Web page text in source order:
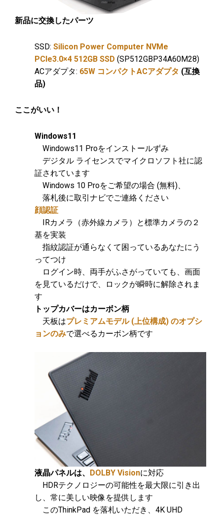
新品に交換したパーツ
SSD: Silicon Power Computer NVMe
PCIe3.0×4 512GB SSD (SP512GBP34A60M28)
ACアダプタ: 65W コンパクトACアダプタ (互換
品)
ここがいい！
Windows11
Windows11 Proをインストールずみ
デジタル ライセンスでマイクロソフト社に認
証されています
Windows 10 Proをご希望の場合 (無料)、
落札後に取引ナビでご連絡ください
顔認証
IRカメラ（赤外線カメラ）と標準カメラの２
基を実装
指紋認証が通らなくて困っているあなたにう
ってつけ
ログイン時、両手がふさがっていても、画面
を見ているだけで、ロックが瞬時に解除されま
す
トップカバーはカーボン柄
天板はプレミアムモデル (上位構成) のオプシ
ョンのみで選べるカーボン柄です
液晶パネルは、 DOLBY Visionに対応
HDRテクノロジーの可能性を最大限に引き出
し、常に美しい映像を提供します
このThinkPad を落札いただき、4K UHD